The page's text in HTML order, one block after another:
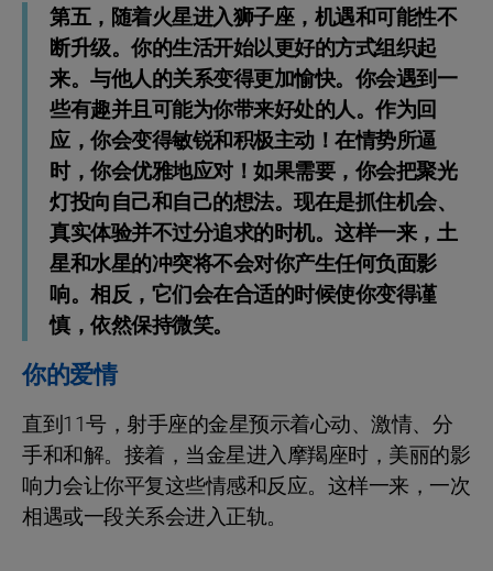
第五，随着火星进入狮子座，机遇和可能性不
断升级。你的生活开始以更好的方式组织起
来。与他人的关系变得更加愉快。你会遇到一
些有趣并且可能为你带来好处的人。作为回
应，你会变得敏锐和积极主动！在情势所逼
时，你会优雅地应对！如果需要，你会把聚光
灯投向自己和自己的想法。现在是抓住机会、
真实体验并不过分追求的时机。这样一来，土
星和水星的冲突将不会对你产生任何负面影
响。相反，它们会在合适的时候使你变得谨
慎，依然保持微笑。
你的爱情
直到11号，射手座的金星预示着心动、激情、分
手和和解。接着，当金星进入摩羯座时，美丽的影
响力会让你平复这些情感和反应。这样一来，一次
相遇或一段关系会进入正轨。